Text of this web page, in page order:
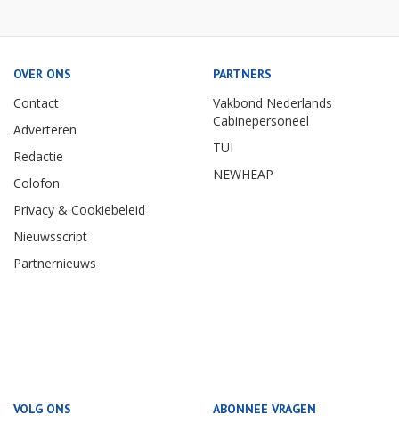
OVER ONS
Contact
Adverteren
Redactie
Colofon
Privacy & Cookiebeleid
Nieuwsscript
Partnernieuws
PARTNERS
Vakbond Nederlands
Cabinepersoneel
TUI
NEWHEAP
VOLG ONS ABONNEE VRAGEN